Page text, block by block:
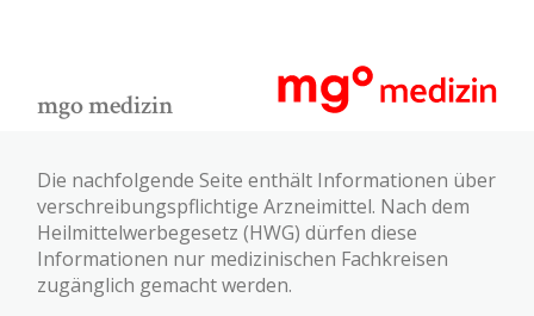
mgo medizin
Die nachfolgende Seite enthält Informationen über
verschreibungspflichtige Arzneimittel. Nach dem
Heilmittelwerbegesetz (HWG) dürfen diese
Informationen nur medizinischen Fachkreisen
zugänglich gemacht werden.